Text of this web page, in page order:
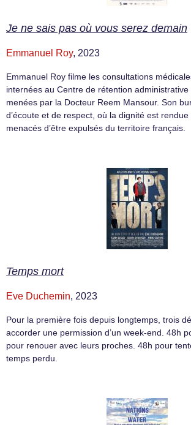
Je ne sais pas où vous serez demain
Emmanuel Roy, 2023
Emmanuel Roy filme les consultations
internées au Centre de rétention administrative
menées par la Docteur Reem Mansour. Son
d’écoute et de respect, où la dignité est
menacés d’être expulsés du territoire français.
Temps mort
Eve Duchemin, 2023
Pour la première fois depuis longtemps, trois
accorder une permission d’un week-end. 48h
pour renouer avec leurs proches. 48h pour
temps perdu.